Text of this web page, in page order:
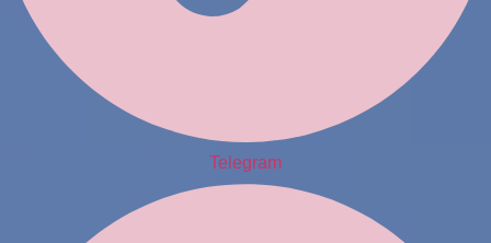
Telegram